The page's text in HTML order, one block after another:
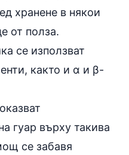
хранене в някои
от полза.
се използват
както и α и β-
гуар върху такива
се забавя